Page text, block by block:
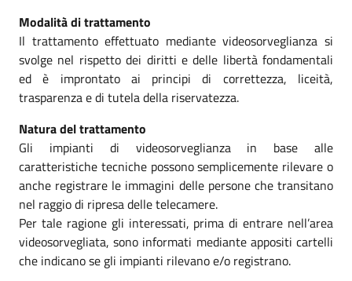
Modalità di trattamento
Il trattamento effettuato mediante videosorveglianza si
svolge nel rispetto dei diritti e delle libertà fondamentali
ed è improntato ai principi di correttezza, liceità,
trasparenza e di tutela della riservatezza.
Natura del trattamento
Gli impianti di videosorveglianza in base alle
caratteristiche tecniche possono semplicemente rilevare o
anche registrare le immagini delle persone che transitano
nel raggio di ripresa delle telecamere.
Per tale ragione gli interessati, prima di entrare nell’area
videosorvegliata, sono informati mediante appositi cartelli
che indicano se gli impianti rilevano e/o registrano.